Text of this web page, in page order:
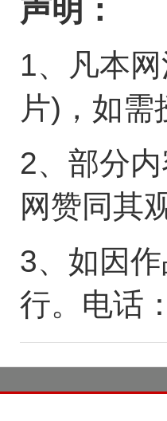
声明：
1、凡本
片)，如
2、部分
网赞同其
3、如因
行。电话